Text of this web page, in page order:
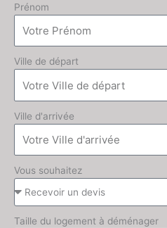
Prénom
Ville de départ
Ville d'arrivée
Vous souhaitez
Taille du logement à déménager